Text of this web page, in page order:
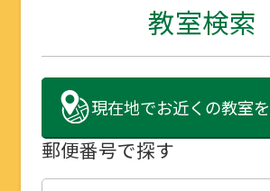
教室検索
現在地でお近くの教室
郵便番号で探す